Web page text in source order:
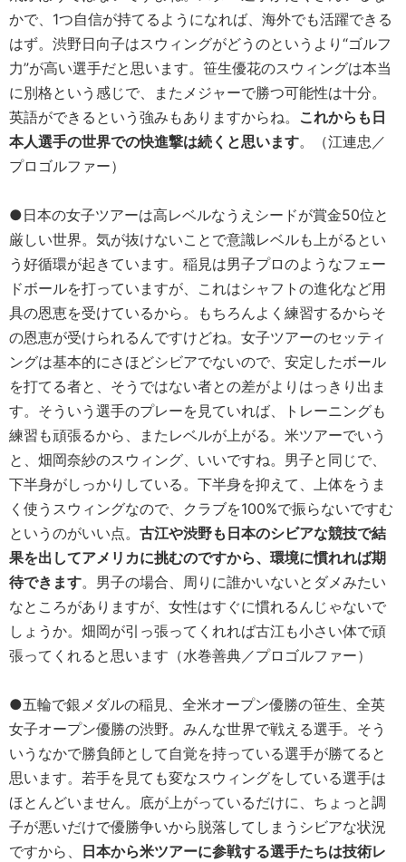
かで、1つ自信が持てるようになれば、海外でも活躍できる
はず。渋野日向子はスウィングがどうのというより“ゴルフ
力”が高い選手だと思います。笹生優花のスウィングは本当
に別格という感じで、またメジャーで勝つ可能性は十分。
英語ができるという強みもありますからね。 これからも日
本人選手の世界での快進撃は続くと思います。（江連忠／
プロゴルファー）
●日本の女子ツアーは高レベルなうえシードが賞金50位と
厳しい世界。気が抜けないことで意識レベルも上がるとい
う好循環が起きています。稲見は男子プロのようなフェー
ドボールを打っていますが、これはシャフトの進化など用
具の恩恵を受けているから。もちろんよく練習するからそ
の恩恵が受けられるんですけどね。女子ツアーのセッティ
ングは基本的にさほどシビアでないので、安定したボール
を打てる者と、そうではない者との差がよりはっきり出ま
す。そういう選手のプレーを見ていれば、トレーニングも
練習も頑張るから、またレベルが上がる。米ツアーでいう
と、畑岡奈紗のスウィング、いいですね。男子と同じで、
下半身がしっかりしている。下半身を抑えて、上体をうま
く使うスウィングなので、クラブを100%で振らないですむ
というのがいい点。 古江や渋野も日本のシビアな競技で結
果を出してアメリカに挑むのですから、環境に慣れれば期
待できます。男子の場合、周りに誰かいないとダメみたい
なところがありますが、女性はすぐに慣れるんじゃないで
しょうか。畑岡が引っ張ってくれれば古江も小さい体で頑
張ってくれると思います（水巻善典／プロゴルファー）
●五輪で銀メダルの稲見、全米オープン優勝の笹生、全英
女子オープン優勝の渋野。みんな世界で戦える選手。そう
いうなかで勝負師として自覚を持っている選手が勝てると
思います。若手を見ても変なスウィングをしている選手は
ほとんどいません。底が上がっているだけに、ちょっと調
子が悪いだけで優勝争いから脱落してしまうシビアな状況
ですから、
日本から米ツアーに参戦する選手たちは技術レ